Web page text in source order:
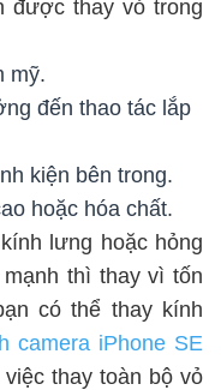
được thay vỏ trong
mỹ.
đến thao tác lắp
kiện bên trong.
hoặc hóa chất.
lưng hoặc hỏng
thì thay vì tốn
có thể thay kính
camera iPhone SE
thay toàn bộ vỏ